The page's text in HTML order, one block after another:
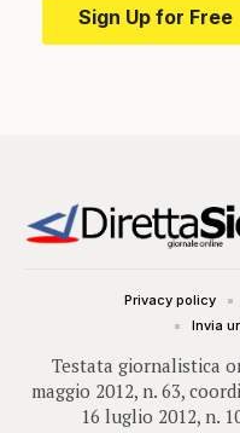
Sign Up for Free
Testata giornalistica
maggio 2012, n. 63,
16 luglio 2012, n.
Privacy policy
Invia